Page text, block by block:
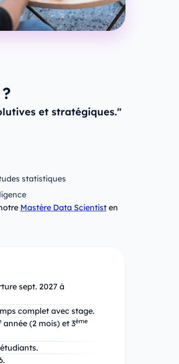
et stratégiques."
statistiques
Mastère Data Scientisten
sept. 2027 à
complet avec stage.
année (2 mois) et 3ème